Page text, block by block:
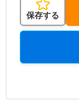
保存する